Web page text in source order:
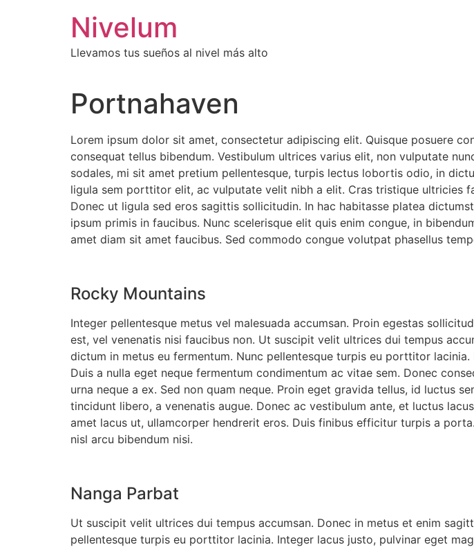
Nivelum
Llevamos tus sueños al nivel más alto
Portnahaven
Lorem ipsum dolor sit amet, consectetur adipiscing elit. Quisque posuere
consequat tellus bibendum. Vestibulum ultrices varius elit, non vulputate
sodales, mi sit amet pretium pellentesque, turpis lectus lobortis odio, in
ligula sem porttitor elit, ac vulputate velit nibh a elit. Cras tristique ultricies
Donec ut ligula sed eros sagittis sollicitudin. In hac habitasse platea
ipsum primis in faucibus. Nunc scelerisque elit quis enim congue, in
amet diam sit amet faucibus. Sed commodo congue volutpat phasellus
Rocky Mountains
Integer pellentesque metus vel malesuada accumsan. Proin egestas
est, vel venenatis nisi faucibus non. Ut suscipit velit ultrices dui tempus
dictum in metus eu fermentum. Nunc pellentesque turpis eu porttitor
Duis a nulla eget neque fermentum condimentum ac vitae sem. Donec
urna neque a ex. Sed non quam neque. Proin eget gravida tellus, id luctus
tincidunt libero, a venenatis augue. Donec ac vestibulum ante, et luctus
amet lacus ut, ullamcorper hendrerit eros. Duis finibus efficitur turpis a
nisl arcu bibendum nisi.
Nanga Parbat
Ut suscipit velit ultrices dui tempus accumsan. Donec in metus et enim
pellentesque turpis eu porttitor lacinia. Integer lacus justo, pulvinar eget